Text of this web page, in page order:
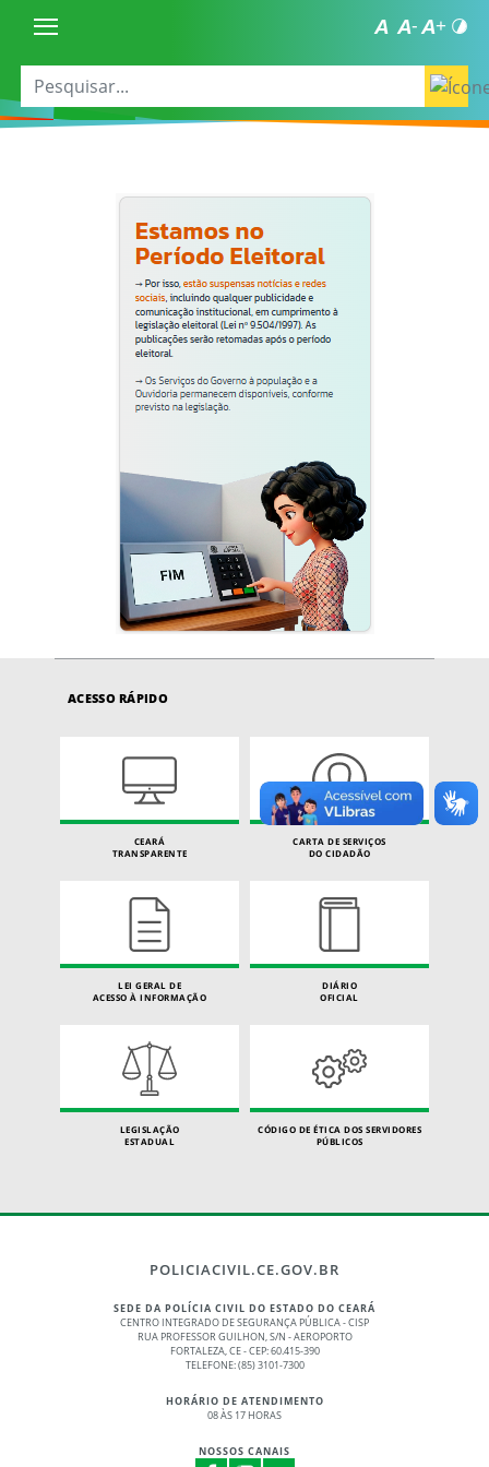
ACESSO RÁPIDO
CEARÁ
TRANSPARENTE
CARTA DE SERVIÇOS
DO CIDADÃO
LEI GERAL DE
ACESSO À INFORMAÇÃO
DIÁRIO
OFICIAL
LEGISLAÇÃO
ESTADUAL
CÓDIGO DE ÉTICA DOS SERVIDORES
PÚBLICOS
POLICIACIVIL.CE.GOV.BR
SEDE DA POLÍCIA CIVIL DO ESTADO DO CEARÁ
CENTRO INTEGRADO DE SEGURANÇA PÚBLICA - CISP
RUA PROFESSOR GUILHON, S/N - AEROPORTO
FORTALEZA, CE - CEP: 60.415-390
TELEFONE: (85) 3101-7300
HORÁRIO DE ATENDIMENTO
08 ÀS 17 HORAS
NOSSOS CANAIS